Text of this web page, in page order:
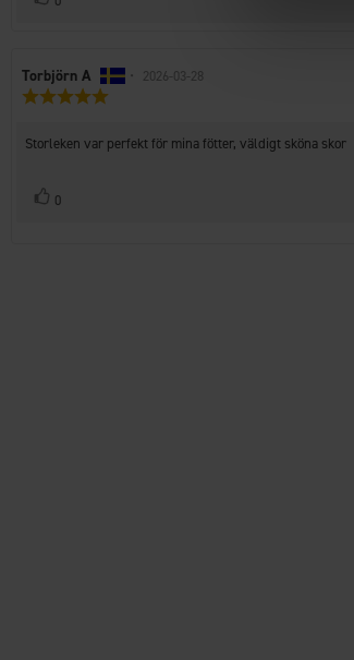
Recensionsförfattare:
Torbjörn A • Recensionsdatum:
2026-03-28
5
Recensionstext:
Storleken var perfekt för mina fötter, väldigt sköna skor
Rösta
0